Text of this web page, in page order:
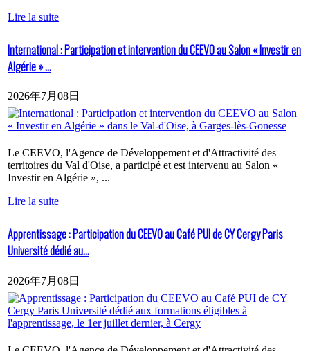
Lire la suite
International : Participation et intervention du CEEVO au Salon « Investir en
Algérie » ...
2026年7月08日
Le CEEVO, l'Agence de Développement et d'Attractivité des
territoires du Val d'Oise, a participé et est intervenu au Salon «
Investir en Algérie », ...
Lire la suite
Apprentissage : Participation du CEEVO au Café PUI de CY Cergy Paris
Université dédié au...
2026年7月08日